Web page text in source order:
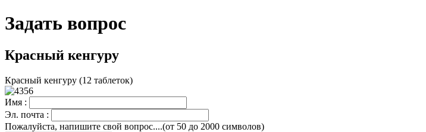
Задать вопрос
Красный кенгуру
Красный кенгуру (12 таблеток)
Имя :
Эл. почта :
Пожалуйста, напишите свой вопрос....(от 50 до 2000 символов)